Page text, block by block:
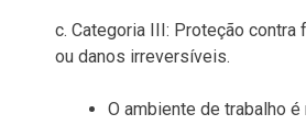
c. Categoria III: Proteção
ou danos irreversíveis.
O ambiente de trabalho